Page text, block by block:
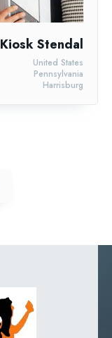
Kiosk Stendal
Harrisburg
Pennsylvania
United States